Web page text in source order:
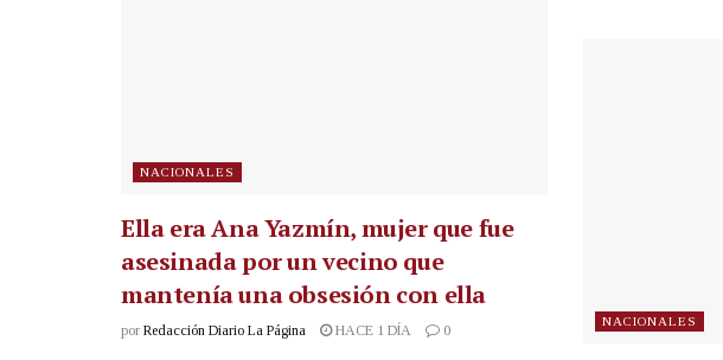
NACIONALES
Ella era Ana Yazmín, mujer que fue
asesinada por un vecino que
mantenía una obsesión con ella
por Redacción Diario La Página HACE 1 DÍA 0
NACIONALES